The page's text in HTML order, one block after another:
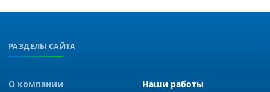
РАЗДЕЛЫ САЙТА
О компании Наши работы